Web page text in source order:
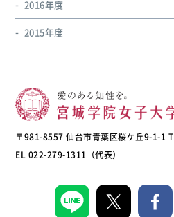
2016年度
2015年度
〒981-8557 仙台市青葉区桜ケ丘9-1-1 T
EL 022-279-1311（代表）